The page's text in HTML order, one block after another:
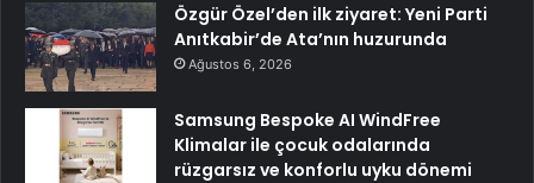
Özgür Özel’den ilk ziyaret: Yeni Parti
Anıtkabir’de Ata’nın huzurunda
Ağustos 6, 2026
Samsung Bespoke AI WindFree
Klimalar ile çocuk odalarında
rüzgarsız ve konforlu uyku dönemi